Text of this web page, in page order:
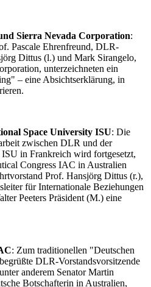
Sierra Nevada Corporation:
Pascale Ehrenfreund, DLR-
Dittus (l.) und Mark Sirangelo,
unterzeichneten ein
– eine Absichtserklärung, in
Space University ISU: Die
zwischen DLR und der
in Frankreich wird fortgesetzt,
Congress IAC in Australien
Prof. Hansjörg Dittus (r.),
für Internationale Beziehungen
Peeters Präsident (M.) eine
: Zum traditionellen "Deutschen
DLR-Vorstandsvorsitzende
anderem Senator Martin
Botschafterin in Australien,